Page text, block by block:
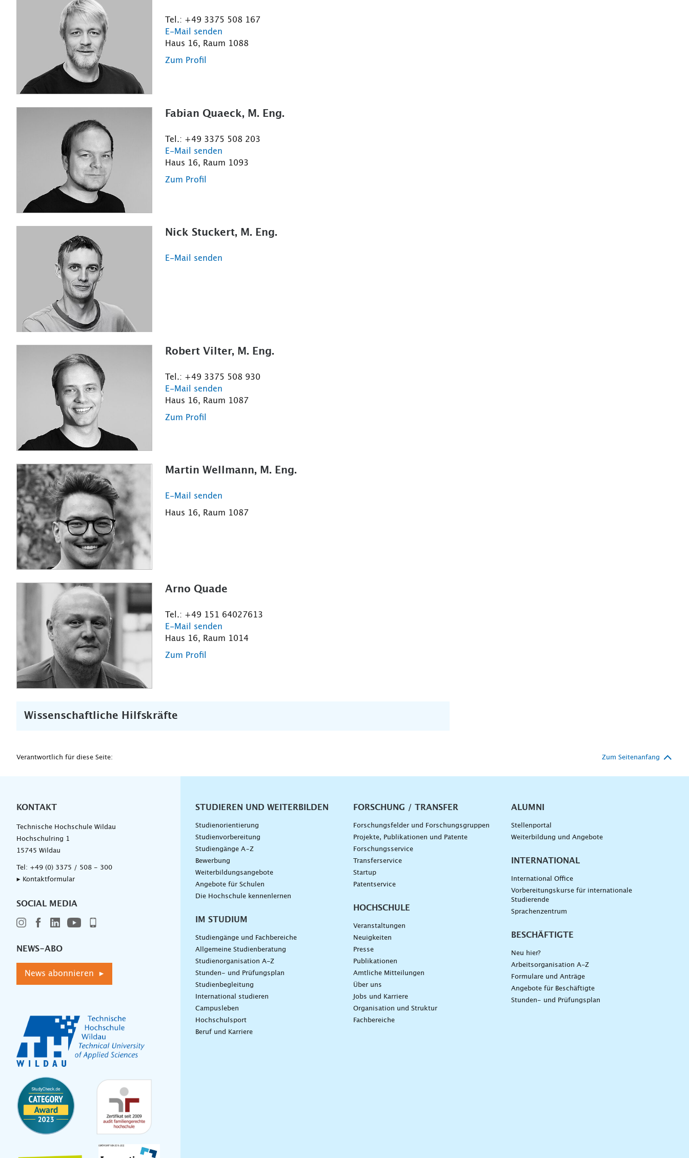
Tel.: +49 3375 508 167
E-Mail senden
Haus 16, Raum 1088
Zum Profil
Fabian Quaeck, M. Eng.
Tel.: +49 3375 508 203
E-Mail senden
Haus 16, Raum 1093
Zum Profil
Nick Stuckert, M. Eng.
E-Mail senden
Robert Vilter, M. Eng.
Tel.: +49 3375 508 930
E-Mail senden
Haus 16, Raum 1087
Zum Profil
Martin Wellmann, M. Eng.
E-Mail senden
Haus 16, Raum 1087
Arno Quade
Tel.: +49 151 64027613
E-Mail senden
Haus 16, Raum 1014
Zum Profil
Wissenschaftliche Hilfskräfte
Verantwortlich für diese Seite: Zum Seitenanfang
KONTAKT
Technische Hochschule Wildau
Hochschulring 1
15745 Wildau
Tel: +49 (0) 3375 / 508 - 300
▸ Kontaktformular
SOCIAL MEDIA
NEWS-ABO
News abonnieren ▸
Unternavigation
STUDIEREN UND WEITERBILDEN
Studienorientierung
Studienvorbereitung
Studiengänge A–Z
Bewerbung
Weiterbildungsangebote
Angebote für Schulen
Die Hochschule kennenlernen
IM STUDIUM
Studiengänge und Fachbereiche
Allgemeine Studienberatung
Studienorganisation A-Z
Stunden- und Prüfungsplan
Studienbegleitung
International studieren
Campusleben
Hochschulsport
Beruf und Karriere
FORSCHUNG / TRANSFER
Forschungsfelder und Forschungsgruppen
Projekte, Publikationen und Patente
Forschungsservice
Transferservice
Startup
Patentservice
HOCHSCHULE
Veranstaltungen
Neuigkeiten
Presse
Publikationen
Amtliche Mitteilungen
Über uns
Jobs und Karriere
Organisation und Struktur
Fachbereiche
ALUMNI
Stellenportal
Weiterbildung und Angebote
INTERNATIONAL
International Office
Vorbereitungskurse für internationale
Studierende
Sprachenzentrum
BESCHÄFTIGTE
Neu hier?
Arbeitsorganisation A-Z
Formulare und Anträge
Angebote für Beschäftigte
Stunden- und Prüfungsplan